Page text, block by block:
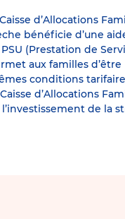
d’Allocations
bénéficie d’une
(Prestation de
aux familles d’être
conditions
d’Allocations
de la